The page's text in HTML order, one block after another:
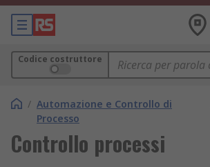
Codice costruttore
/ Automazione e Controllo di
Processo
Controllo processi